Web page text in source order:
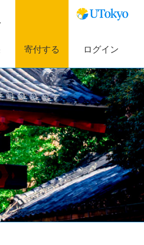
寄付する ログイン